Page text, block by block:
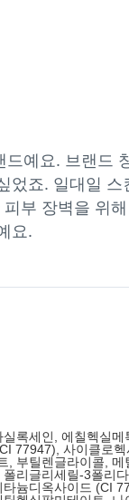
예요. 브랜드
었죠. 일대일 스
부 장벽을 위
요.
록세인, 에칠헥실메
77947), 사이클로헥
, 부틸렌글라이콜, 메
리글리세릴-3폴리
늄디옥사이드 (CI